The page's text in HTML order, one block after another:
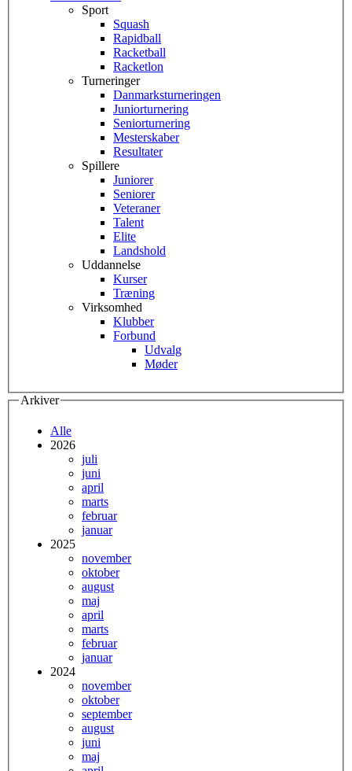
Sport
Squash
Rapidball
Racketball
Racketlon
Turneringer
Danmarksturneringen
Juniorturnering
Seniorturnering
Mesterskaber
Resultater
Spillere
Juniorer
Seniorer
Veteraner
Talent
Elite
Landshold
Uddannelse
Kurser
Træning
Virksomhed
Klubber
Forbund
Udvalg
Møder
Arkiver
Alle
2026
juli
juni
april
marts
februar
januar
2025
november
oktober
august
maj
april
marts
februar
januar
2024
november
oktober
september
august
juni
maj